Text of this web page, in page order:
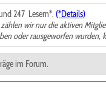
247 Lesern*. (*Details)
wir nur die aktiven
oder rausgeworfen wurden,
im Forum.